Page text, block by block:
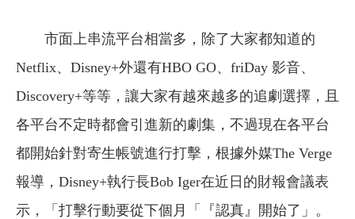
市面上串流平台相當多，除了大家都知道的
Netflix、Disney+外還有HBO GO、friDay 影音、
Discovery+等等，讓大家有越來越多的追劇選擇，且
各平台不定時都會引進新的劇集，不過現在各平台
都開始針對寄生帳號進行打擊，根據外媒The Verge
報導，Disney+執行長Bob Iger在近日的財報會議表
示，「打擊行動要從下個月「『認真』開始了」。